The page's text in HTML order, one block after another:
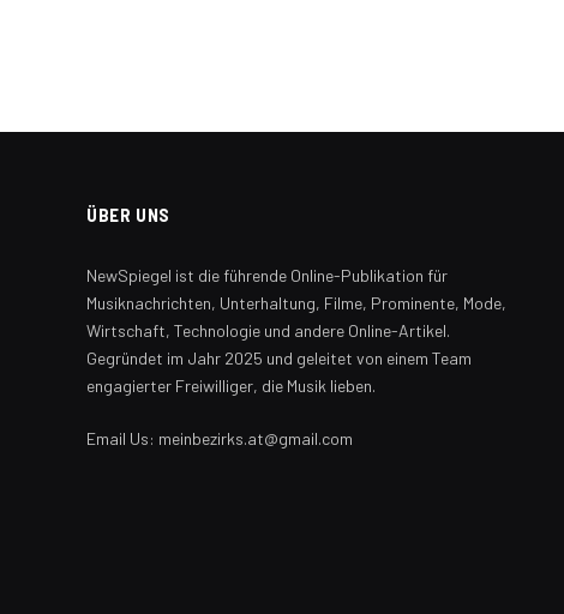
ÜBER UNS
NewSpiegel ist die führende Online-Publikation für
Musiknachrichten, Unterhaltung, Filme, Prominente, Mode,
Wirtschaft, Technologie und andere Online-Artikel.
Gegründet im Jahr 2025 und geleitet von einem Team
engagierter Freiwilliger, die Musik lieben.
Email Us: meinbezirks.at@gmail.com